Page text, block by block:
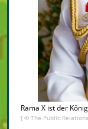
Rama X ist der
[ © The Public